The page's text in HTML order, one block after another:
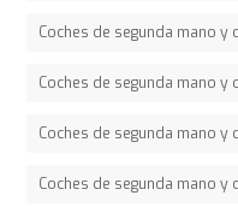
Coches de segunda mano y
Coches de segunda mano y
Coches de segunda mano y
Coches de segunda mano y